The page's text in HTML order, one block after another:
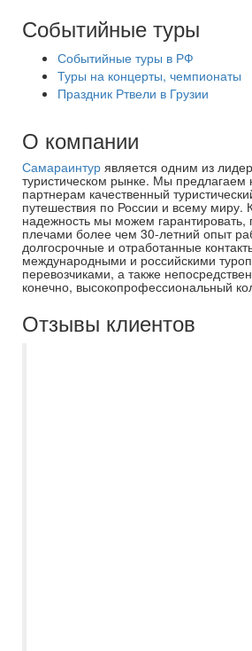
Событийные туры
Событийные туры в РФ
Туры на концерты, чемпионаты
Праздник Ртвели в Грузии
О компании
Самараинтур является одним из
туристическом рынке. Мы
партнерам качественный
путешествия по России и всему миру.
надежность мы можем гарантировать,
плечами более чем 30-летний опыт
долгосрочные и отработанные
международными и российскими
перевозчиками, а также
конечно, высокопрофессиональный
Отзывы клиентов